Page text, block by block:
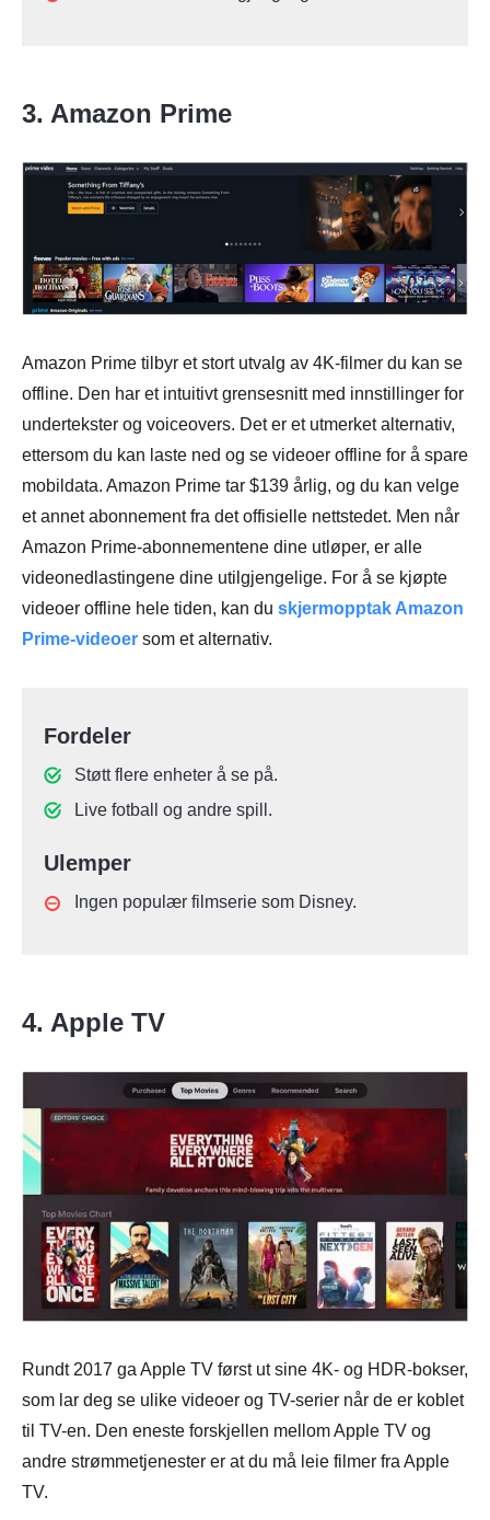
3. Amazon Prime
Amazon Prime tilbyr et stort utvalg av 4K-filmer du kan se
offline. Den har et intuitivt grensesnitt med innstillinger for
undertekster og voiceovers. Det er et utmerket alternativ,
ettersom du kan laste ned og se videoer offline for å spare
mobildata. Amazon Prime tar $139 årlig, og du kan velge
et annet abonnement fra det offisielle nettstedet. Men når
Amazon Prime-abonnementene dine utløper, er alle
videonedlastingene dine utilgjengelige. For å se kjøpte
videoer offline hele tiden, kan du skjermopptak Amazon
Prime-videoer som et alternativ.
Fordeler
Støtt flere enheter å se på.
Live fotball og andre spill.
Ulemper
Ingen populær filmserie som Disney.
4. Apple TV
Rundt 2017 ga Apple TV først ut sine 4K- og HDR-bokser,
som lar deg se ulike videoer og TV-serier når de er koblet
til TV-en. Den eneste forskjellen mellom Apple TV og
andre strømmetjenester er at du må leie filmer fra Apple
TV.